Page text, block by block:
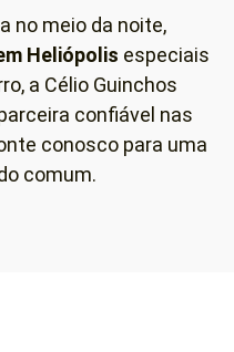
no meio da noite,
Heliópolis especiais
a Célio Guinchos
confiável nas
conosco para uma
comum.